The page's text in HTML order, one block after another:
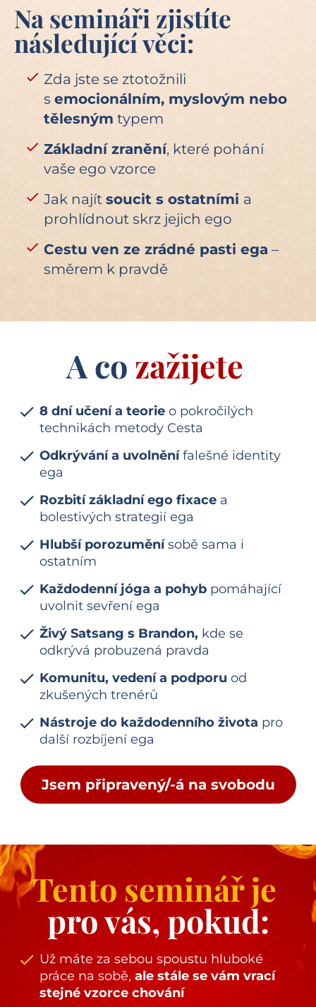
Na semináři zjistíte
následující věci:
check Zda jste se ztotožnili
s emocionálním, myslovým nebo
tělesným typem
check Základní zranění, které pohání
vaše ego vzorce
check Jak najít soucit s ostatními a
prohlídnout skrz jejich ego
check Cestu ven ze zrádné pasti ega –
směrem k pravdě
A co zažijete
check 8 dní učení a teorie o pokročilých
technikách metody Cesta
check Odkrývání a uvolnění falešné identity
ega
check Rozbití základní ego fixace a
bolestivých strategií ega
check Hlubší porozumění sobě sama i
ostatním
check Každodenní jóga a pohyb pomáhající
uvolnit sevření ega
check Živý Satsang s Brandon, kde se
odkrývá probuzená pravda
check Komunitu, vedení a podporu od
zkušených trenérů
check Nástroje do každodenního života pro
další rozbíjení ega
Jsem připravený/-á na svobodu
Tento seminář je
pro vás, pokud:
check Už máte za sebou spoustu hluboké
práce na sobě, ale stále se vám vrací
stejné vzorce chování